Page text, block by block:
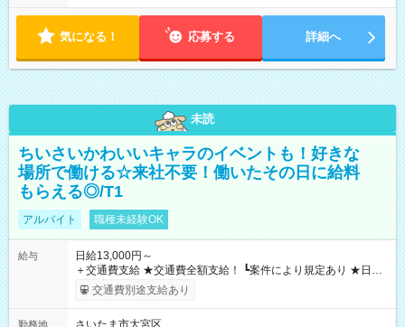
気になる！ 応募する 詳細へ
未読
ちいさいかわいいキャラのイベントも！好きな
場所で働ける☆来社不要！働いたその日に給料
もらえる◎/T1
アルバイト 職種未経験OK
給与
日給13,000円～
＋交通費支給 ★交通費全額支給！ ┗案件により規定あり ★日払
いOK！（規定あり） ┗働いたその日に現金GET♪ お仕事後はコ
ンビニATMから 日払い分を引き落とせます！ 【試用期間】試
交通費別途支給あり
勤務地
さいたま市大宮区